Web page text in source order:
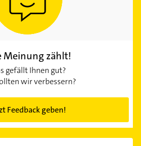
Meinung zählt!
gefällt Ihnen gut?
wir verbessern?
Feedback geben!